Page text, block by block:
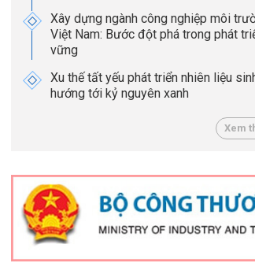
Xây dựng ngành công nghiệp môi
Việt Nam: Bước đột phá trong phát
vững
Xu thế tất yếu phát triển nhiên liệu
hướng tới kỷ nguyên xanh
Xem